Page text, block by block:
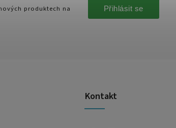
produktech na
Přihlásit se
Kontakt